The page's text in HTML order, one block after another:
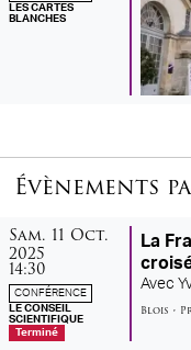
LES CARTES
BLANCHES
Évènements
samedi
Sam. 11 octobre
Oct.
2025
14:30
CONFÉRENCE
LE CONSEIL
SCIENTIFIQUE
Terminé
La
Avec
Blois •